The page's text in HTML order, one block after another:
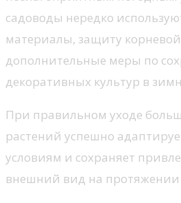
садоводы нередко
материалы, защиту
дополнительные меры по
декоративных культур в
При правильном уходе
растений успешно
условиям и сохраняет
внешний вид на протяжении